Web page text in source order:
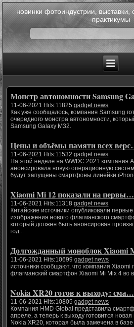
новинки фотоиндустрии,
практикумы
Монстр автономности Samsung
11-06-2021 Hits:11825gadget news
Как уже сообщалось, компания Samsung
очередного монстра автономности,
Samsung Galaxy M32.
Цены и объёмы памяти всех
11-06-2021 Hits:11532gadget news
На этой неделе на WWDC 2021 компания
анонсировала новую операционную
Xiaomi Mi 12 показали на первы…
11-06-2021 Hits:11318gadget news
Китайские источники опубликовали
изображения нового флагманского
который должен быть анонсирован
год...
Долгожданный моноблок Xiaomi
11-06-2021 Hits:10699gadget news
источники сообщают, что компания Xiaomi
флагманский смартфон Xiaomi Mi Mix 4 во
Nokia XR20 готов к выходу: сма…
11-06-2021 Hits:10805gadget news
Компания HMD Global представила
апреле, а теперь к выходу готовится
Nokia XR20, которая была замечена в